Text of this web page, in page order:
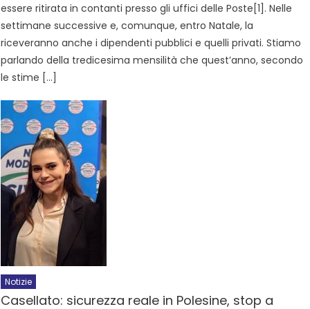
essere ritirata in contanti presso gli uffici delle Poste[1]. Nelle
settimane successive e, comunque, entro Natale, la
riceveranno anche i dipendenti pubblici e quelli privati. Stiamo
parlando della tredicesima mensilità che quest’anno, secondo
le stime […]
Notizie
Casellato: sicurezza reale in Polesine, stop a